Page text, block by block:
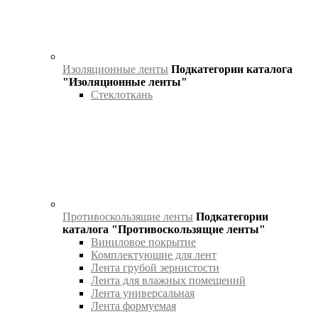
Изоляционные ленты Подкатегории каталога
"Изоляционные ленты"
Стеклоткань
Противоскользящие ленты Подкатегории
каталога "Противоскользящие ленты"
Виниловое покрытие
Комплектуюшие для лент
Лента грубой зернистости
Лента для влажных помещений
Лента универсальная
Лента формуемая